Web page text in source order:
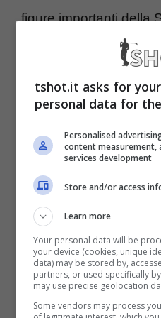
figure importanti della
in testa,
disposte a fare i conti
Futuro Red
Schumacher
e critica
Proprio in merito al
progettista che ha
Bull vincente di oggi,
queste ore: il
tshot.it asks for
personal data for
Personalised
content measurement,
services development
Store and/or access
Learn more
Your personal data will be
your device (cookies, unique
data) may be stored by,
partners, or used specifically
may use precise geolocation
Some vendors may process